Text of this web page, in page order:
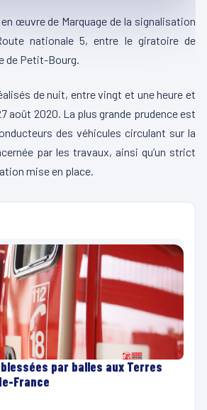
œuvre de Marquage de la signalisation
nationale 5, entre le giratoire de
de Petit-Bourg.
de nuit, entre vingt et une heure et
août 2020. La plus grande prudence est
des véhicules circulant sur la
par les travaux, ainsi qu’un strict
mise en place.
par balles aux Terres
France